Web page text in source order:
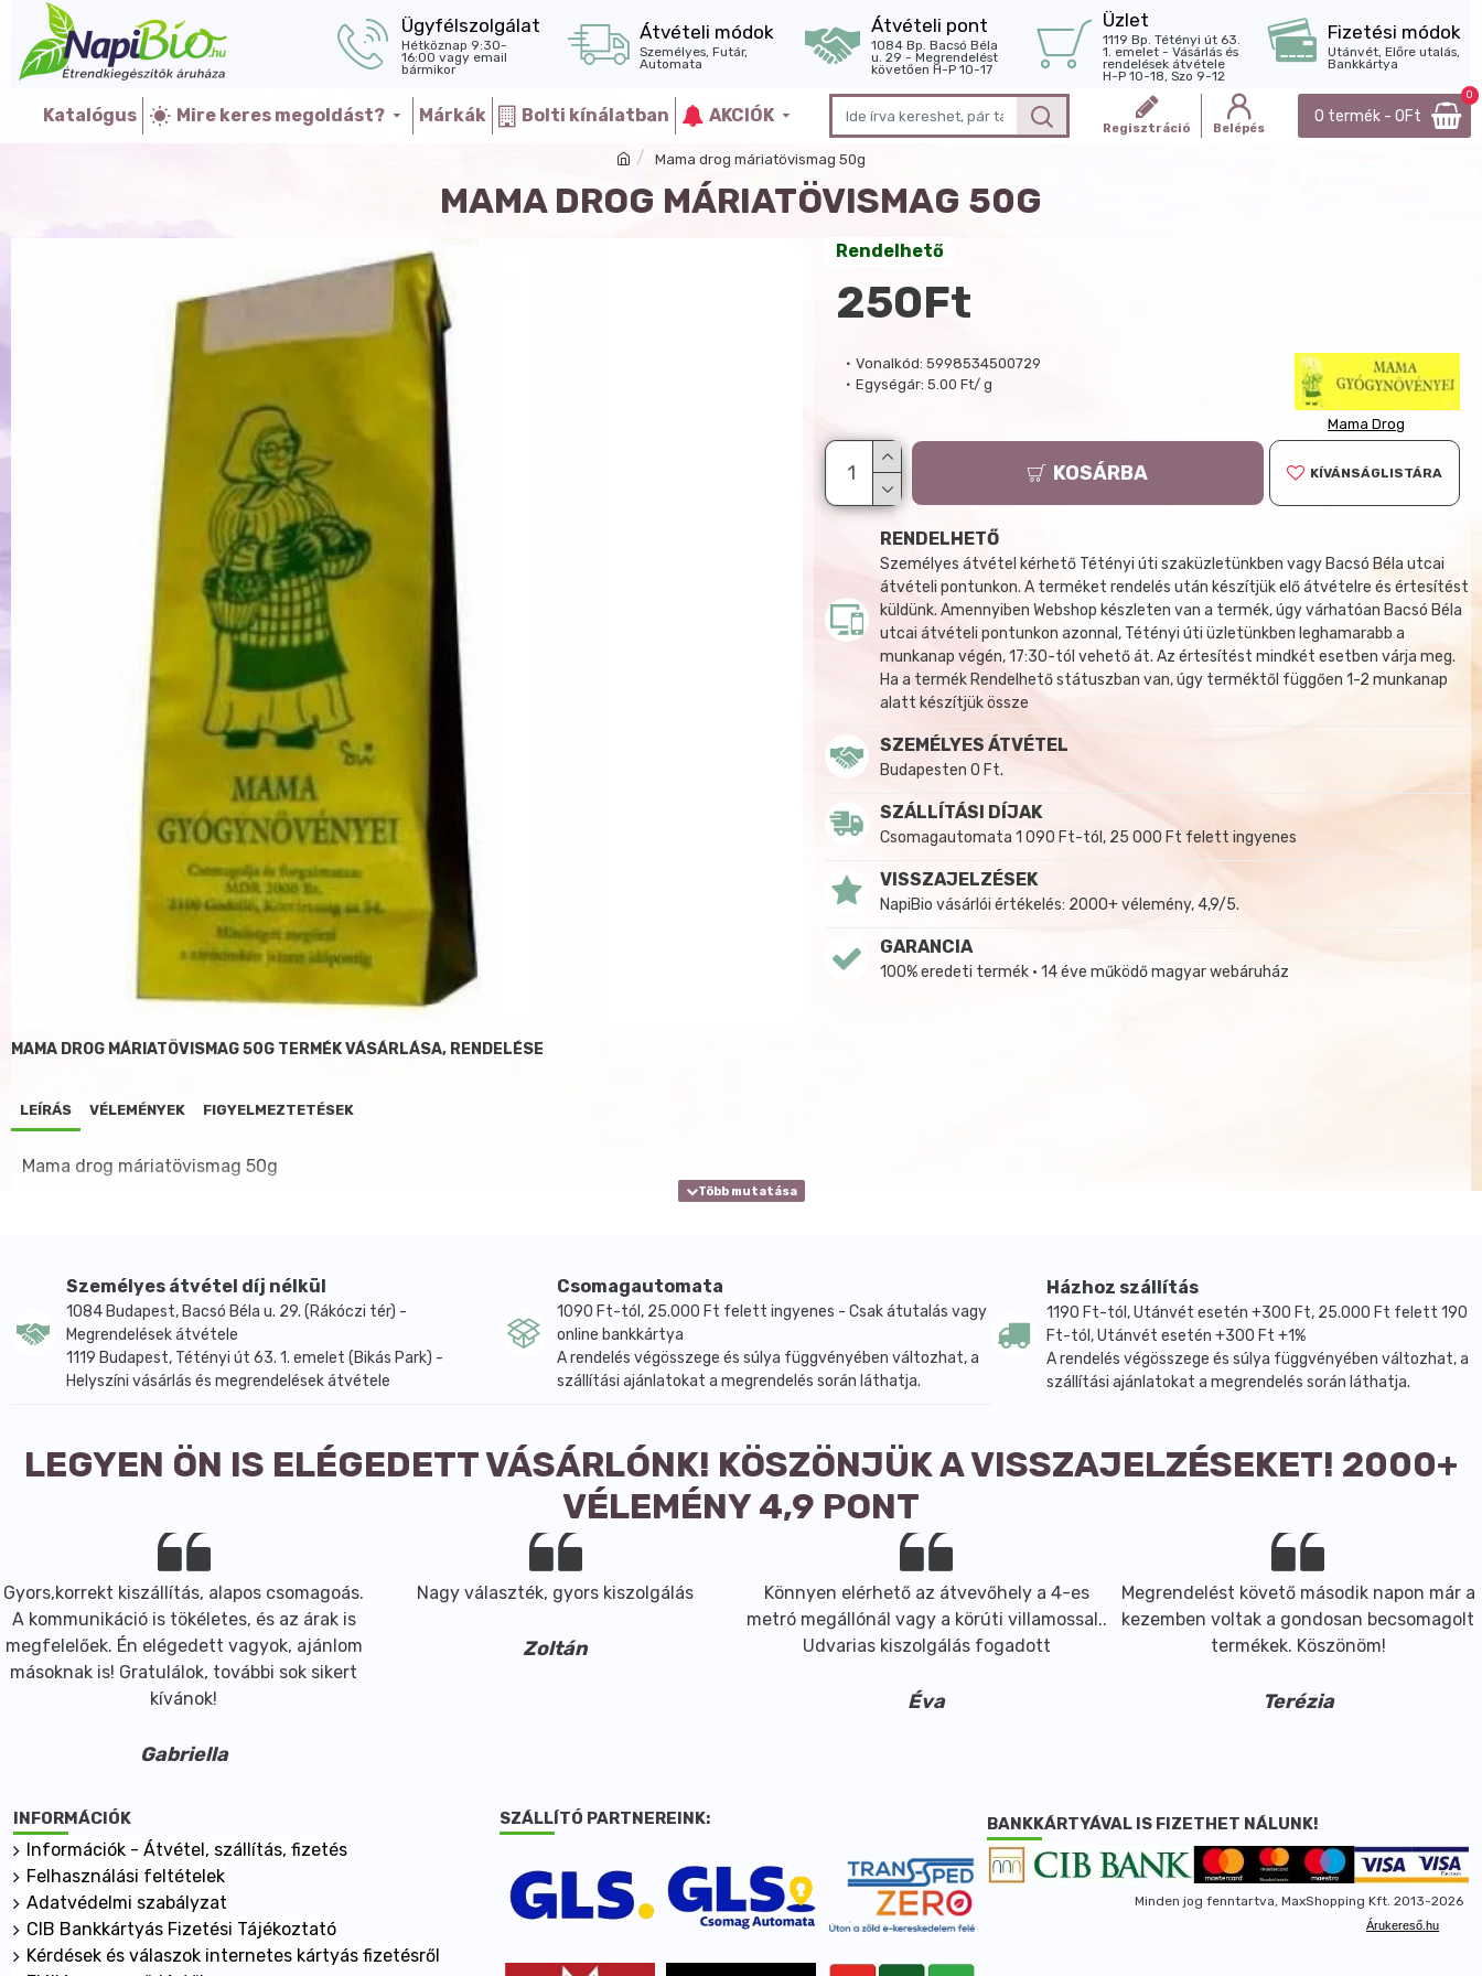
Ügyfélszolgálat
Hétköznap 9:30-
16:00 vagy email
bármikor
Átvételi módok
Személyes, Futár,
Automata
Átvételi pont
1084 Bp. Bacsó Béla
u. 29 - Megrendelést
követően H-P 10-17
Üzlet
1119 Bp. Tétényi út 63.
1. emelet - Vásárlás és
rendelések átvétele
H-P 10-18, Szo 9-12
Fizetési módok
Utánvét, Előre utalás,
Bankkártya
Katalógus Mire keres megoldást? Márkák Bolti kínálatban AKCIÓK
Regisztráció Belépés
0 termék - 0Ft
0
Mama drog máriatövismag 50g
MAMA DROG MÁRIATÖVISMAG 50G
Vonalkód: 5998534500729
Egységár: 5.00 Ft/ g
Mama Drog
Rendelhető
250Ft
KOSÁRBA KÍVÁNSÁGLISTÁRA
RENDELHETŐ
Személyes átvétel kérhető Tétényi úti szaküzletünkben vagy Bacsó Béla utcai
átvételi pontunkon. A terméket rendelés után készítjük elő átvételre és értesítést
küldünk. Amennyiben Webshop készleten van a termék, úgy várhatóan Bacsó Béla
utcai átvételi pontunkon azonnal, Tétényi úti üzletünkben leghamarabb a
munkanap végén, 17:30-tól vehető át. Az értesítést mindkét esetben várja meg.
Ha a termék Rendelhető státuszban van, úgy terméktől függően 1-2 munkanap
alatt készítjük össze
SZEMÉLYES ÁTVÉTEL
Budapesten 0 Ft.
SZÁLLÍTÁSI DÍJAK
Csomagautomata 1 090 Ft-tól, 25 000 Ft felett ingyenes
VISSZAJELZÉSEK
NapiBio vásárlói értékelés: 2000+ vélemény, 4,9/5.
GARANCIA
100% eredeti termék • 14 éve működő magyar webáruház
MAMA DROG MÁRIATÖVISMAG 50G TERMÉK VÁSÁRLÁSA, RENDELÉSE
LEÍRÁS VÉLEMÉNYEK FIGYELMEZTETÉSEK
Mama drog máriatövismag 50g
Személyes átvétel díj nélkül
1084 Budapest, Bacsó Béla u. 29. (Rákóczi tér) -
Megrendelések átvétele
1119 Budapest, Tétényi út 63. 1. emelet (Bikás Park) -
Helyszíni vásárlás és megrendelések átvétele
Csomagautomata
1090 Ft-tól, 25.000 Ft felett ingyenes - Csak átutalás vagy
online bankkártya
A rendelés végösszege és súlya függvényében változhat, a
szállítási ajánlatokat a megrendelés során láthatja.
Házhoz szállítás
1190 Ft-tól, Utánvét esetén +300 Ft, 25.000 Ft felett 190
Ft-tól, Utánvét esetén +300 Ft +1%
A rendelés végösszege és súlya függvényében változhat, a
szállítási ajánlatokat a megrendelés során láthatja.
LEGYEN ÖN IS ELÉGEDETT VÁSÁRLÓNK! KÖSZÖNJÜK A VISSZAJELZÉSEKET! 2000+
VÉLEMÉNY 4,9 PONT
Gyors,korrekt kiszállítás, alapos csomagoás.
A kommunikáció is tökéletes, és az árak is
megfelelőek. Én elégedett vagyok, ajánlom
másoknak is! Gratulálok, további sok sikert
kívánok!
Gabriella
Nagy választék, gyors kiszolgálás
Zoltán
Könnyen elérhető az átvevőhely a 4-es
metró megállónál vagy a körúti villamossal..
Udvarias kiszolgálás fogadott
Éva
Megrendelést követő második napon már a
kezemben voltak a gondosan becsomagolt
termékek. Köszönöm!
Terézia
INFORMÁCIÓK
Információk - Átvétel, szállítás, fizetés
Felhasználási feltételek
Adatvédelmi szabályzat
CIB Bankkártyás Fizetési Tájékoztató
Kérdések és válaszok internetes kártyás fizetésről
SZÁLLÍTÓ PARTNEREINK: BANKKÁRTYÁVAL IS FIZETHET NÁLUNK!
Minden jog fenntartva, MaxShopping Kft. 2013-2026
Árukereső.hu